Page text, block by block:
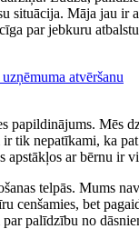
situācija. Māja jau ir
par jebkuru
atvēršanu
papildinājums. Mēs
tik nepatīkami, ka
apstākļos ar bērnu ir
telpās. Mums
cenšamies, bet
palīdzību no